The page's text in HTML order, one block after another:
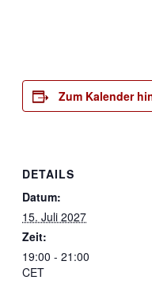
Zum Kalender
DETAILS
Datum:
15. Juli 2027
Zeit:
19:00 - 21:00
CET